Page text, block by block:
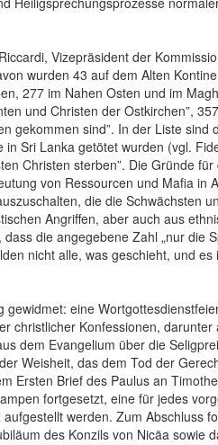
Vizepräsident der
wurden 43 auf dem Alten
277 im Nahen Osten und im
und Christen der Ostkirchen”,
gekommen sind”. In der Liste sind
Sri Lanka getötet wurden (vgl.
Christen sterben”. Die Gründe
von Ressourcen und Mafia in
die die Schwächsten
Angriffen, aber auch aus
die angegebene Zahl „nur die
nicht alle, was geschieht, und es
gewidmet: eine
christlicher Konfessionen,
dem Evangelium über die
Weisheit, das dem Tod der
Ersten Brief des Paulus an
fortgesetzt, eine für jedes
werden. Zum Abschluss
des Konzils von Nicäa sowie